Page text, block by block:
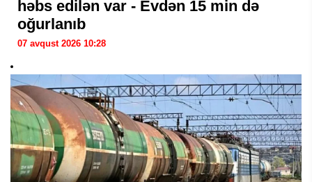
həbs edilən var - Evdən 15 min də
oğurlanıb
07 avqust 2026 10:28